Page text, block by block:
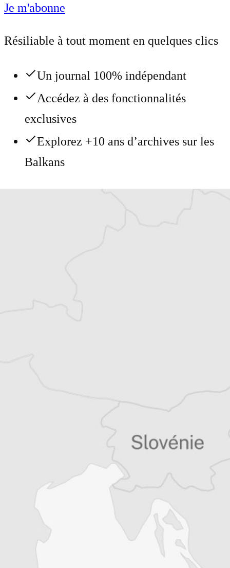
Je m'abonne
Résiliable à tout moment en quelques clics
Un journal 100% indépendant
Accédez à des fonctionnalités
exclusives
Explorez +10 ans d’archives sur les
Balkans